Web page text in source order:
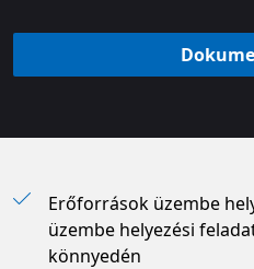
Erőforrások üzembe
üzembe helyezési
könnyedén